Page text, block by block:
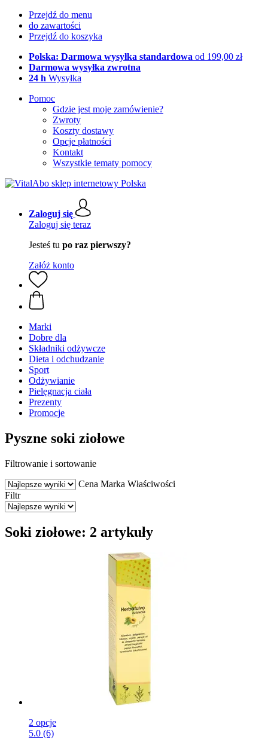
Przejdź do menu
do zawartości
Przejdź do koszyka
Polska: Darmowa wysyłka standardowa od 199,00 zł
Darmowa wysyłka zwrotna
24 h Wysyłka
Pomoc
Gdzie jest moje zamówienie?
Zwroty
Koszty dostawy
Opcje płatności
Kontakt
Wszystkie tematy pomocy
Zaloguj się
Zaloguj się teraz
Jesteś tu po raz pierwszy?
Załóż konto
Marki
Dobre dla
Składniki odżywcze
Dieta i odchudzanie
Sport
Odżywianie
Pielęgnacja ciała
Prezenty
Promocje
Pyszne soki ziołowe
Filtrowanie i sortowanie
Cena Marka Właściwości
Filtr
Soki ziołowe: 2 artykuły
2 opcje
5.0 (6)